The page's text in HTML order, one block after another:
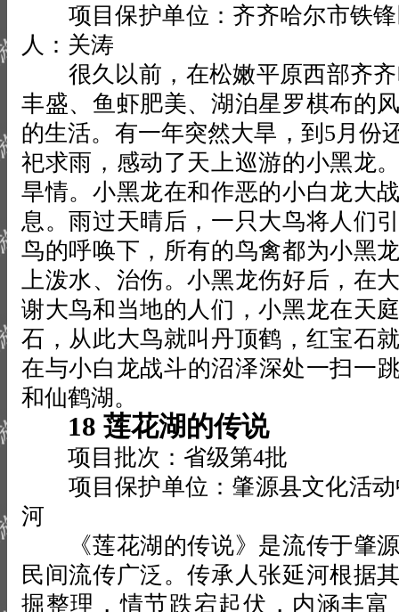
项目保护单位：齐齐哈尔市铁锋
人：关涛
很久以前，在松嫩平原西部齐齐
丰盛、鱼虾肥美、湖泊星罗棋布的
的生活。有一年突然大旱，到5月份
祀求雨，感动了天上巡游的小黑龙
旱情。小黑龙在和作恶的小白龙大
息。雨过天晴后，一只大鸟将人们
鸟的呼唤下，所有的鸟禽都为小黑
上泼水、治伤。小黑龙伤好后，在
谢大鸟和当地的人们，小黑龙在天
石，从此大鸟就叫丹顶鹤，红宝石
在与小白龙战斗的沼泽深处一扫
和仙鹤湖。
18 莲花湖的传说
项目批次：省级第4批
项目保护单位：肇源县文化活
河
《莲花湖的传说》是流传于肇源
民间流传广泛。传承人张延河根据
掘整理，情节跌宕起伏，内涵丰